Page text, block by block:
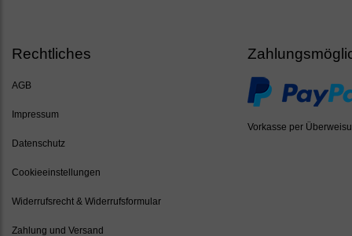
Rechtliches
AGB
Impressum
Datenschutz
Cookieeinstellungen
Widerrufsrecht & Widerrufsformular
Zahlung und Versand
Vorkasse per